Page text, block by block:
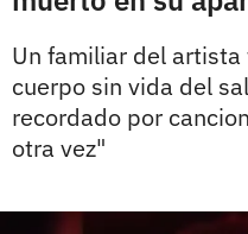
Un familiar del
cuerpo sin vida del
recordado por
otra vez"